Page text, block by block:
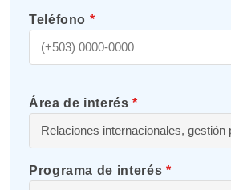
Teléfono *
Área de interés*
Programa de interés *